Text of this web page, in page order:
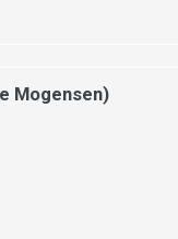
Mogensen)